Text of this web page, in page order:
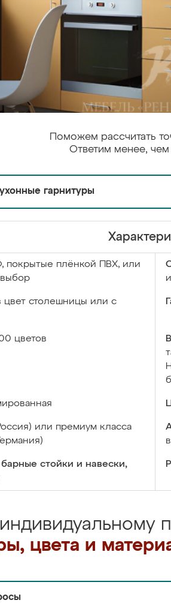
Поможем рассчитать
Ответим менее, чем
гарнитуры
покрытые плёнкой ПВХ, или
столешницы или с
цветов
или премиум класса
стойки и навески,
цвета и